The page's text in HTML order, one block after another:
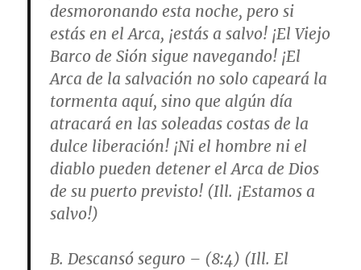
desmoronando esta noche, pero si
estás en el Arca, ¡estás a salvo! ¡El Viejo
Barco de Sión sigue navegando! ¡El
Arca de la salvación no solo capeará la
tormenta aquí, sino que algún día
atracará en las soleadas costas de la
dulce liberación! ¡Ni el hombre ni el
diablo pueden detener el Arca de Dios
de su puerto previsto! (Ill. ¡Estamos a
salvo!)
B. Descansó seguro – (8:4) (Ill. El